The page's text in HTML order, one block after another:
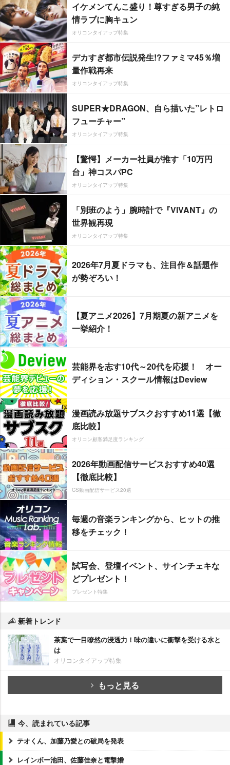
イケメンてんこ盛り！尊すぎる男子の純
情ラブに胸キュン
オリコンタイアップ特集
デカすぎ都市伝説発生!?ファミマ45％増
量作戦再来
オリコンタイアップ特集
SUPER★DRAGON、自ら描いた”レトロ
フューチャー”
オリコンタイアップ特集
【驚愕】メーカー社員が推す「10万円
台」神コスパPC
オリコンタイアップ特集
「別班のよう」腕時計で『VIVANT』の
世界観再現
オリコンタイアップ特集
2026年7月夏ドラマも、注目作＆話題作
が勢ぞろい！
【夏アニメ2026】7月期夏の新アニメを
一挙紹介！
芸能界を志す10代～20代を応援！ オー
ディション・スクール情報はDeview
漫画読み放題サブスクおすすめ11選【徹
底比較】
オリコン顧客満足度ランキング
2026年動画配信サービスおすすめ40選
【徹底比較】
CS動画配信サービス20選
毎週の音楽ランキングから、ヒットの推
移をチェック！
試写会、登壇イベント、サインチェキな
どプレゼント！
プレゼント特集
新着トレンド
茶葉で一目瞭然の浸透力！味の違いに衝撃を受ける水と
は
オリコンタイアップ特集
もっと見る
今、読まれている記事
テオくん、加藤乃愛との破局を発表
レインボー池田、佐藤佳奈と電撃婚